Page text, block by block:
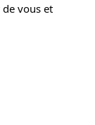
de vous et